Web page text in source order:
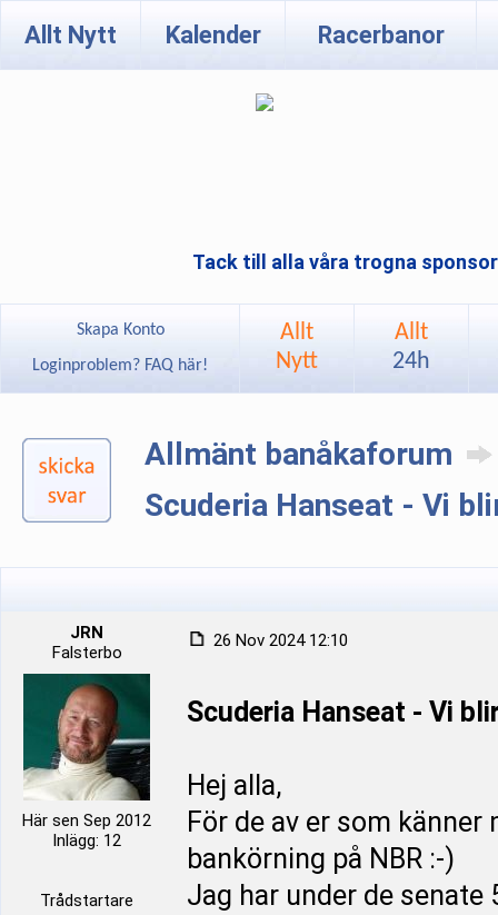
Allt Nytt Kalender Racerbanor
Tack till alla våra trogna
Skapa Konto
Loginproblem? FAQ här!
Allt
Nytt
Allt
24h
Allmänt banåkaforum
Scuderia Hanseat - Vi
JRN
Falsterbo
Här sen Sep 2012
Inlägg: 12
Trådstartare
26 Nov 2024 12:10
Scuderia Hanseat - Vi
Hej alla,
För de av er som
bankörning på NBR :-)
Jag har under de